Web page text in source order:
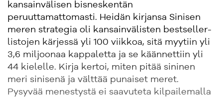
kansainvälisen bisneskentän
peruuttamattomasti. Heidän kirjansa Sinisen
meren strategia oli kansainvälisten bestseller-
listojen kärjessä yli 100 viikkoa, sitä myytiin yli
3,6 miljoonaa kappaletta ja se käännettiin yli
44 kielelle. Kirja kertoi, miten pitää sininen
meri sinisenä ja välttää punaiset meret.
Pysyvää menestystä ei saavuteta kilpailemalla